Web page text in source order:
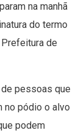
na manhã
do termo
de
pessoas que
no pódio o alvo
podem